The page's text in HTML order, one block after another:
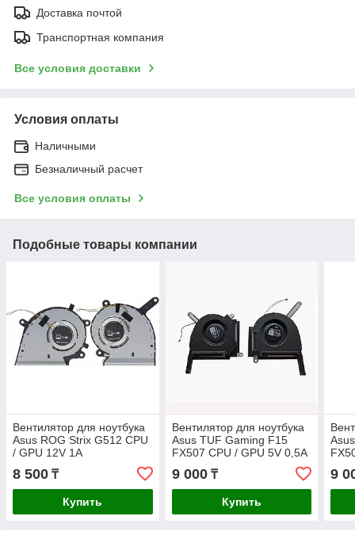
Доставка почтой
Транспортная компания
Все условия доставки
Условия оплаты
Наличными
Безналичный расчет
Все условия оплаты
Подобные товары компании
Вентилятор для ноутбука
Asus ROG Strix G512 CPU
/ GPU 12V 1A
8 500 ₸
Купить
Вентилятор для ноутбука
Asus TUF Gaming F15
FX507 CPU / GPU 5V 0,5A
9 000₸
Купить
9